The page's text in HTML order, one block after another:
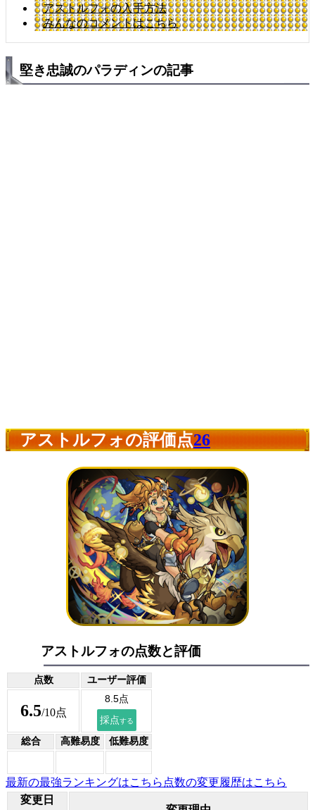
アストルフォの入手方法
みんなのコメントはこちら
堅き忠誠のパラディンの記事
アストルフォの評価点26
アストルフォの点数と評価
点数 ユーザー評価
6.5/10点
総合 高難易度 低難易度
最新の最強ランキングはこちら 点数の変更履歴はこちら
変更日